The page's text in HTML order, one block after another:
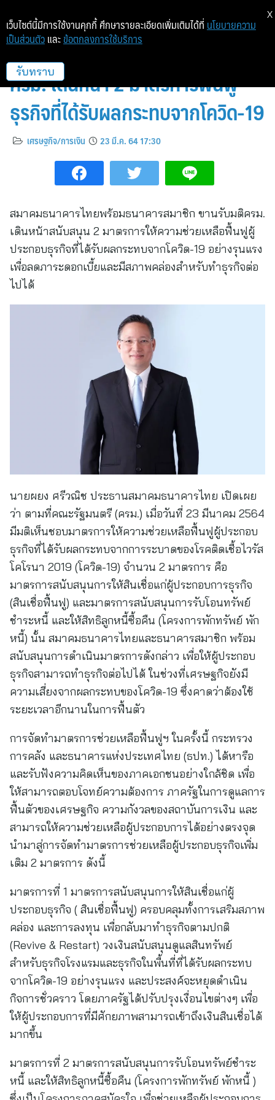
“สมาคมธนาคารไทย” ขานรับมติ
ครม. เดินหน้า 2 มาตรการฟื้นฟู
ธุรกิจที่ได้รับผลกระทบจากโควิด-19
เศรษฐกิจ/การเงิน 23 มี.ค. 64 17:30
สมาคมธนาคารไทยพร้อมธนาคารสมาชิก ขานรับมติครม.
เดินหน้าสนับสนุน 2 มาตรการให้ความช่วยเหลือฟื้นฟูผู้
ประกอบธุรกิจที่ได้รับผลกระทบจากโควิด-19 อย่างรุนแรง
เพื่อลดภาระดอกเบี้ยและมีสภาพคล่องสำหรับทำธุรกิจต่อ
ไปได้
นายผยง ศรีวณิช ประธานสมาคมธนาคารไทย เปิดเผย
ว่า ตามที่คณะรัฐมนตรี (ครม.) เมื่อวันที่ 23 มีนาคม 2564
มีมติเห็นชอบมาตรการให้ความช่วยเหลือฟื้นฟูผู้ประกอบ
ธุรกิจที่ได้รับผลกระทบจากการระบาดของโรคติดเชื้อไวรัส
โคโรนา 2019 (โควิด-19) จำนวน 2 มาตรการ คือ
มาตรการสนับสนุนการให้สินเชื่อแก่ผู้ประกอบการธุรกิจ
(สินเชื่อฟื้นฟู) และมาตรการสนับสนุนการรับโอนทรัพย์
ชำระหนี้ และให้สิทธิลูกหนี้ซื้อคืน (โครงการพักทรัพย์ พัก
หนี้) นั้น สมาคมธนาคารไทยและธนาคารสมาชิก พร้อม
สนับสนุนการดำเนินมาตรการดังกล่าว เพื่อให้ผู้ประกอบ
ธุรกิจสามารถทำธุรกิจต่อไปได้ ในช่วงที่เศรษฐกิจยังมี
ความเสี่ยงจากผลกระทบของโควิด-19 ซึ่งคาดว่าต้องใช้
ระยะเวลาอีกนานในการฟื้นตัว
การจัดทำมาตรการช่วยเหลือฟื้นฟูฯ ในครั้งนี้ กระทรวง
การคลัง และธนาคารแห่งประเทศไทย (ธปท.) ได้หารือ
และรับฟังความคิดเห็นของภาคเอกชนอย่างใกล้ชิด เพื่อ
ให้สามารถตอบโจทย์ความต้องการ ภาครัฐในการดูแลการ
ฟื้นตัวของเศรษฐกิจ ความกังวลของสถาบันการเงิน และ
สามารถให้ความช่วยเหลือผู้ประกอบการได้อย่างตรงจุด
นำมาสู่การจัดทำมาตรการช่วยเหลือผู้ประกอบธุรกิจเพิ่ม
เติม 2 มาตรการ ดังนี้
มาตรการที่ 1 มาตรการสนับสนุนการให้สินเชื่อแก่ผู้
ประกอบธุรกิจ ( สินเชื่อฟื้นฟู) ครอบคลุมทั้งการเสริมสภาพ
คล่อง และการลงทุน เพื่อกลับมาทำธุรกิจตามปกติ
(Revive & Restart) วงเงินสนับสนุนดูแลสินทรัพย์
สำหรับธุรกิจโรงแรมและธุรกิจในพื้นที่ที่ได้รับผลกระทบ
จากโควิด-19 อย่างรุนแรง และประสงค์จะหยุดดำเนิน
กิจการชั่วคราว โดยภาครัฐได้ปรับปรุงเงื่อนไขต่างๆ เพื่อ
ให้ผู้ประกอบการที่มีศักยภาพสามารถเข้าถึงเงินสินเชื่อได้
มากขึ้น
มาตรการที่ 2 มาตรการสนับสนุนการรับโอนทรัพย์ชำระ
หนี้ และให้สิทธิลูกหนี้ซื้อคืน (โครงการพักทรัพย์ พักหนี้ )
เว็บไซต์นี้มีการใช้งานคุกกี้ ศึกษารายละเอียดเพิ่มเติมได้ที่ นโยบายความ
เป็นส่วนตัว และ ข้อตกลงการใช้บริการ
รับทราบ
X